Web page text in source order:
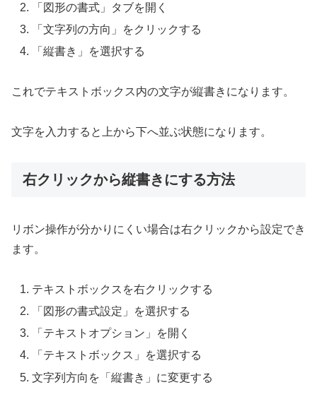
「図形の書式」タブを開く
「文字列の方向」をクリックする
「縦書き」を選択する
これでテキストボックス内の文字が縦書きになります。
文字を入力すると上から下へ並ぶ状態になります。
右クリックから縦書きにする方法
リボン操作が分かりにくい場合は右クリックから設定でき
ます。
テキストボックスを右クリックする
「図形の書式設定」を選択する
「テキストオプション」を開く
「テキストボックス」を選択する
文字列方向を「縦書き」に変更する